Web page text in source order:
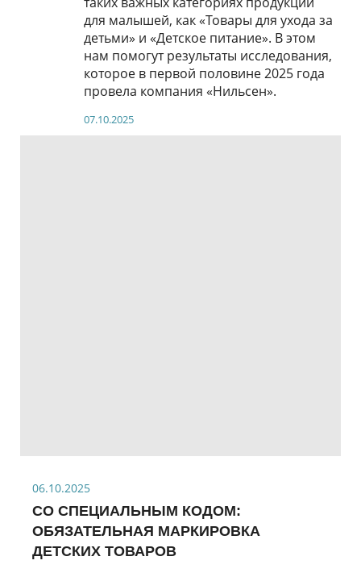
для малышей, как «Товары для ухода за
детьми» и «Детское питание». В этом
нам помогут результаты исследования,
которое в первой половине 2025 года
провела компания «Нильсен».
07.10.2025
06.10.2025
СО СПЕЦИАЛЬНЫМ КОДОМ:
ОБЯЗАТЕЛЬНАЯ МАРКИРОВКА
ДЕТСКИХ ТОВАРОВ